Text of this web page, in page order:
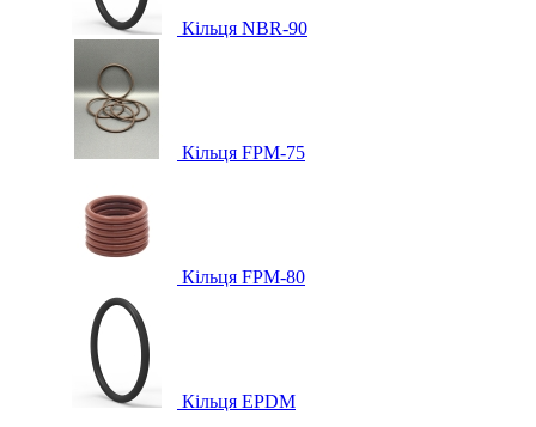
Кільця NBR-90
Кільця FPM-75
Кільця FPM-80
Кільця EPDM